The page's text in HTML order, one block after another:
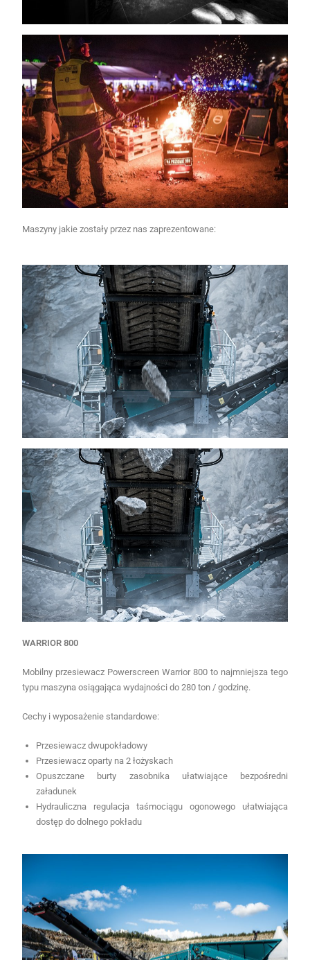
Maszyny jakie zostały przez nas zaprezentowane:
WARRIOR 800
Mobilny przesiewacz Powerscreen Warrior 800 to najmniejsza tego
typu maszyna osiągająca wydajności do 280 ton / godzinę.
Cechy i wyposażenie standardowe:
Przesiewacz dwupokładowy
Przesiewacz oparty na 2 łożyskach
Opuszczane burty zasobnika ułatwiające bezpośredni
załadunek
Hydrauliczna regulacja taśmociągu ogonowego ułatwiająca
dostęp do dolnego pokładu